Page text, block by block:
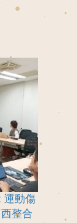
運動傷
整合